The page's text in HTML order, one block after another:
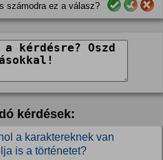
számodra ez a válasz?
kérdések:
a karaktereknek van
is a történetet?